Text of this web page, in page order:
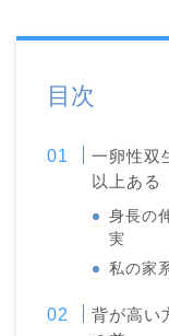
目次
一卵性双
以上ある
身長の
実
私の家
背が高い